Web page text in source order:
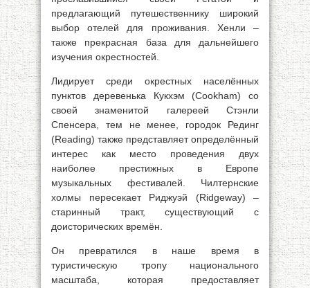
предлагающий путешественнику широкий
выбор отелей для проживания. Хенли –
также прекрасная база для дальнейшего
изучения окрестностей.
Лидирует среди окрестных населённых
пунктов деревенька Кукхэм (Cookham) со
своей знаменитой галереей Стэнли
Спенсера, тем не менее, городок Рединг
(Reading) также представляет определённый
интерес как место проведения двух
наиболее престижных в Европе
музыкальных фестивалей. Чилтернские
холмы пересекает Риджуэй (Ridgeway) –
старинный тракт, существующий с
доисторических времён.
Он превратился в наше время в
туристическую тропу национального
масштаба, которая предоставляет